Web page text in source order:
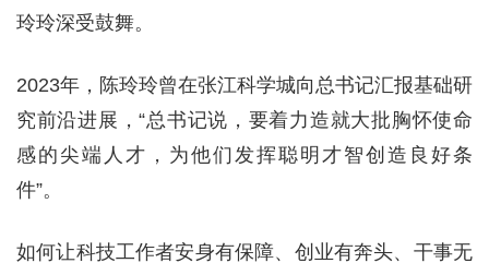
玲玲深受鼓舞。
2023年，陈玲玲曾在张江科学城向总书记汇报基础研
究前沿进展，“总书记说，要着力造就大批胸怀使命
感的尖端人才，为他们发挥聪明才智创造良好条
件”。
如何让科技工作者安身有保障、创业有奔头、干事无